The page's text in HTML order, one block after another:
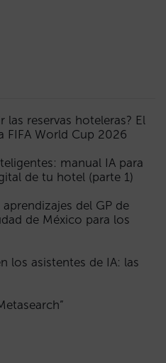
las reservas hoteleras? El
FIFA World Cup 2026
manual IA para
de tu hotel (parte 1)
del GP de
de México para los
los asistentes de IA: las